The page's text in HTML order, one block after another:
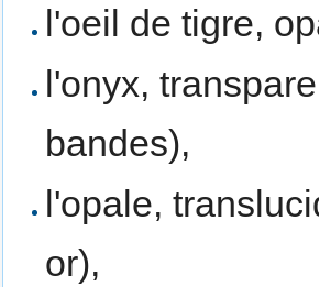
l'oeil de tigre,
l'onyx,
bandes),
l'opale,
or),